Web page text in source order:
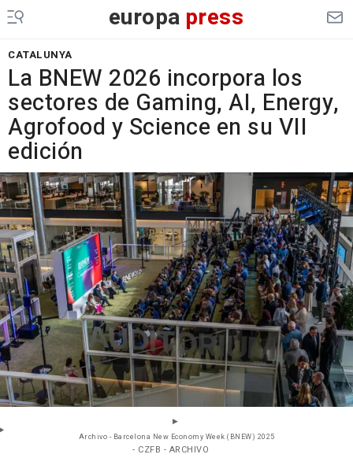
europa press
CATALUNYA
La BNEW 2026 incorpora los
sectores de Gaming, AI, Energy,
Agrofood y Science en su VII
edición
Archivo - Barcelona New Economy Week (BNEW) 2025
- CZFB - ARCHIVO